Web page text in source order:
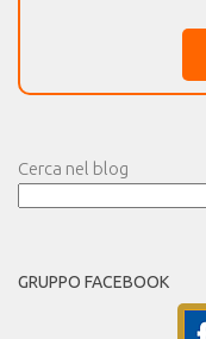
Cerca nel blog
GRUPPO FACEBOOK